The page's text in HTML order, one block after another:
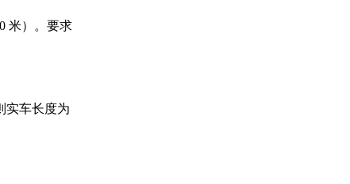
米）。要求
实车长度为